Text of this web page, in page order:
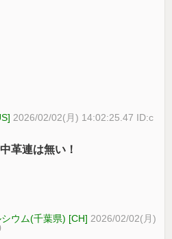
2026/02/02(月) 14:02:25.47 ID:c
革連は無い！
ウム(千葉県) [CH] 2026/02/02(月)